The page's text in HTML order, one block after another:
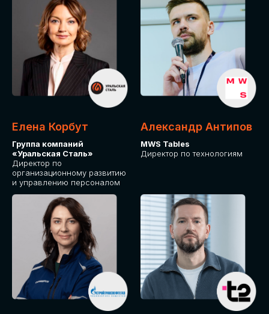
Елена Корбут
Группа компаний
«Уральская Сталь»
Директор по
организационному развитию
и управлению персоналом
Александр Антипов
MWS Tables
Директор по технологиям
Приглашаем стать спикером GLOBAL
TECH FORUM и поделиться своим
опытом и экспертизой. Будем рады
сотрудничеству!
СТАТЬ
СПИКЕРОМ
IT Solutions for Business